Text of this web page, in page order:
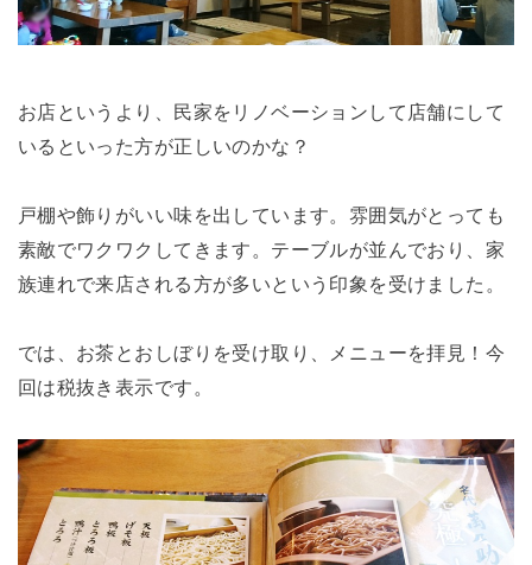
お店というより、民家をリノベーションして店舗にして
いるといった方が正しいのかな？
戸棚や飾りがいい味を出しています。雰囲気がとっても
素敵でワクワクしてきます。テーブルが並んでおり、家
族連れで来店される方が多いという印象を受けました。
では、お茶とおしぼりを受け取り、メニューを拝見！今
回は税抜き表示です。